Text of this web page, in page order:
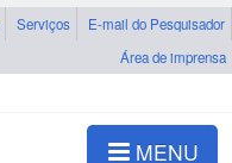
Serviços
E-mail do Pesquisador
Área de imprensa
MENU